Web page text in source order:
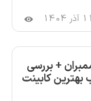
11 آذر 1404
+ بررسی
بهترین کابینت